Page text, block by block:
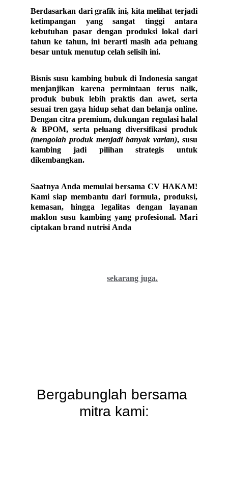
Berdasarkan dari grafik ini, kita melihat terjadi
ketimpangan yang sangat tinggi antara
kebutuhan pasar dengan produksi lokal dari
tahun ke tahun, ini berarti masih ada peluang
besar untuk menutup celah selisih ini.
Bisnis susu kambing bubuk di Indonesia sangat
menjanjikan karena permintaan terus naik,
produk bubuk lebih praktis dan awet, serta
sesuai tren gaya hidup sehat dan belanja online.
Dengan citra premium, dukungan regulasi halal
& BPOM, serta peluang diversifikasi produk
(mengolah produk menjadi banyak varian), susu
kambing jadi pilihan strategis untuk
dikembangkan.
Saatnya Anda memulai bersama CV HAKAM!
Kami siap membantu dari formula, produksi,
kemasan, hingga legalitas dengan layanan
maklon susu kambing yang profesional. Mari
ciptakan brand nutrisi Anda
sekarang juga.
Bergabunglah bersama
mitra kami: